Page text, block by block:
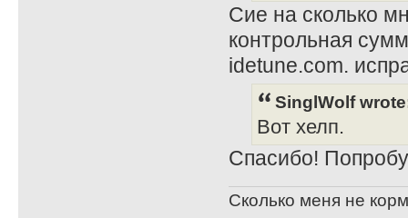
Сие на сколько
контрольная
idetune.com.
SinglWolf
Вот хелп.
Спасибо!
Сколько меня не